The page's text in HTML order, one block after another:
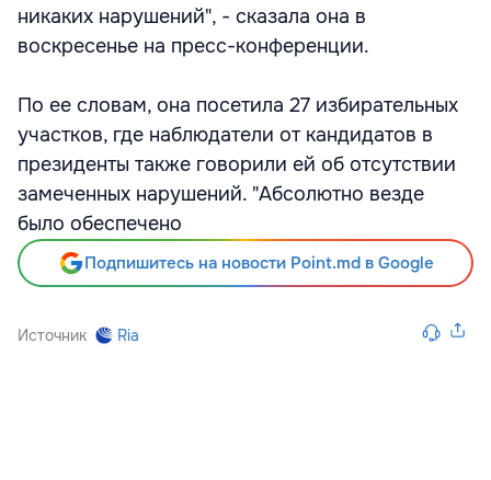
никаких нарушений", - сказала она в
воскресенье на пресс-конференции.
По ее словам, она посетила 27 избирательных
участков, где наблюдатели от кандидатов в
президенты также говорили ей об отсутствии
замеченных нарушений. "Абсолютно везде
было обеспечено
Подпишитесь на новости Point.md в Google
Источник Ria